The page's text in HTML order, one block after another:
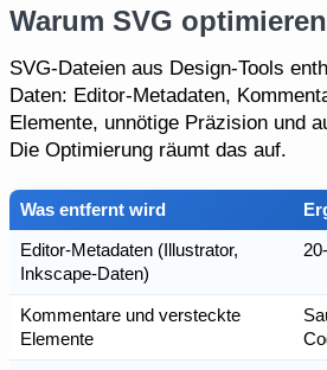
Warum SVG
SVG-Dateien aus Design-Tools
Daten: Editor-Metadaten,
Elemente, unnötige Präzision und
Die Optimierung räumt das auf.
Was entfernt wird
Editor-Metadaten (Illustrator,
Inkscape-Daten)
Kommentare und versteckte
Elemente